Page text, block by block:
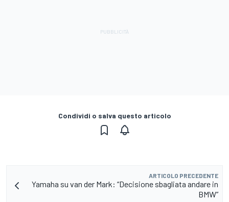
Condividi o salva questo articolo
ARTICOLO PRECEDENTE
Yamaha su van der Mark: “Decisione sbagliata andare in
BMW”